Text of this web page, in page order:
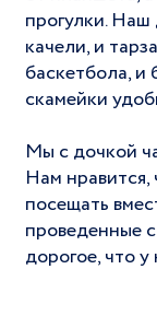
прогулки. Наш
качели, и
баскетбола, и
скамейки
Мы с дочкой
Нам
посещать
проведенные
дорогое, что у